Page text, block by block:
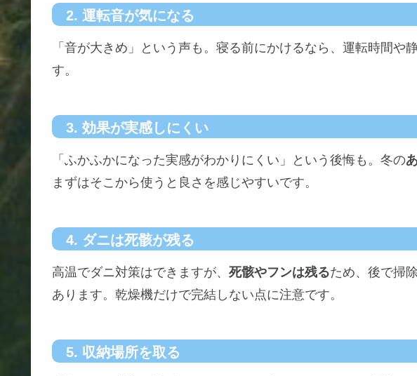
2. 運転音が気になる
「音が大きめ」という声も。寝る前にかけるなら、運転時間や
す。
3. 効果が実感しにくい
「ふかふかになった実感がわかりにくい」という後悔も。冬の
まずはそこから使うと良さを感じやすいです。
4. ダニは死骸が残る
高温でダニ対策はできますが、 死骸やフンは残るため、後で掃
あります。乾燥機だけで完結しない点に注意です。
5. 収納場所を取る